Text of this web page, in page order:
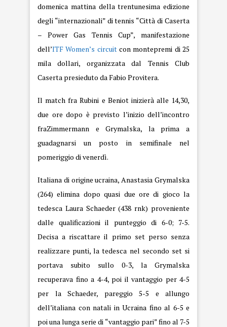
domenica mattina della trentunesima edizione
degli “internazionali” di tennis “Città di Caserta
– Power Gas Tennis Cup”, manifestazione
dell’ITF Women’s circuitcon montepremi di 25
mila dollari, organizzata dal Tennis Club
Caserta presieduto da Fabio Provitera.
Il match fra Rubini e Beniot inizierà alle 14,30,
due ore dopo è previsto l’inizio dell’incontro
fraZimmermann e Grymalska, la prima a
guadagnarsi un posto in semifinale nel
pomeriggio di venerdì.
Italiana di origine ucraina, Anastasia Grymalska
(264) elimina dopo quasi due ore di gioco la
tedesca Laura Schaeder (438 rnk) proveniente
dalle qualificazioni il punteggio di 6-0; 7-5.
Decisa a riscattare il primo set perso senza
realizzare punti, la tedesca nel secondo set si
portava subito sullo 0-3, la Grymalska
recuperava fino a 4-4, poi il vantaggio per 4-5
per la Schaeder, pareggio 5-5 e allungo
dell’italiana con natali in Ucraina fino al 6-5 e
poi una lunga serie di “vantaggio pari” fino al 7-5